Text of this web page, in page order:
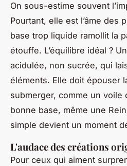
On sous-estime souvent
Pourtant, elle est l’âme des
base trop liquide ramollit la
étouffe. L’équilibre idéal ?
acidulée, non sucrée, qui
éléments. Elle doit épouser
submerger, comme un voile
bonne base, même une
simple devient un moment
L'audace des créations
Pour ceux qui aiment